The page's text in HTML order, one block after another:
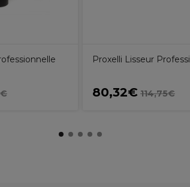
Proxelli Lisseur
80,32€ 114,75€